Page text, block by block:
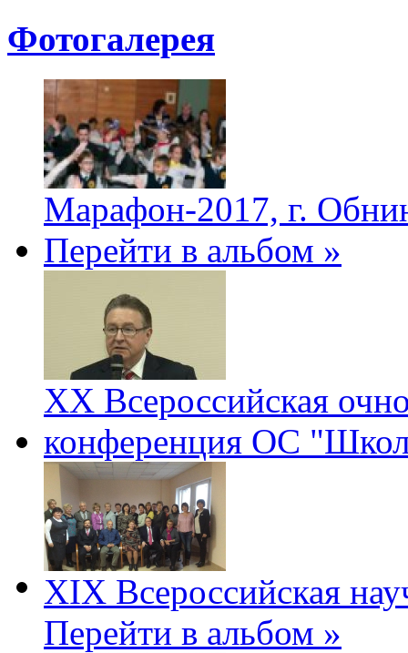
Фотогалерея
Марафон-2017, г.
Перейти в альбом »
ХХ Всероссийская
конференция ОС
XIX Всероссийская
Перейти в альбом »